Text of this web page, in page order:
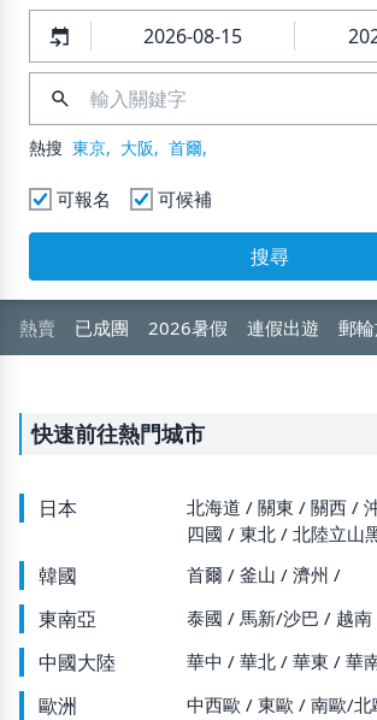
event_upcoming
search
搜尋
熱搜 東京, 大阪, 首爾,
可報名 可候補
熱賣 已成團 2026暑假 連假出遊 郵
行爲
※如果您接獲可疑電話,請直接洽詢您
或致電《五福旅遊》詢問專線
打防詐騙專線:165
快速前往熱門城市
日本 北海道 關東 關西
四國
東北 北陸立山
韓國 首爾 釜山 濟州
東南亞 泰國 馬新/沙巴 越南
中國大陸 華中 華北 華東 華
歐洲 中西歐 東歐 南歐/北